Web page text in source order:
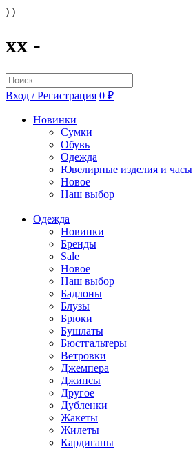
) )
xx -
Вход / Регистрация 0 ₽
Новинки
Сумки
Обувь
Одежда
Ювелирные изделия и часы
Новое
Наш выбор
Одежда
Новинки
Бренды
Sale
Новое
Наш выбор
Бадлоны
Блузы
Брюки
Бушлаты
Бюстгальтеры
Ветровки
Джемпера
Джинсы
Другое
Дубленки
Жакеты
Жилеты
Кардиганы